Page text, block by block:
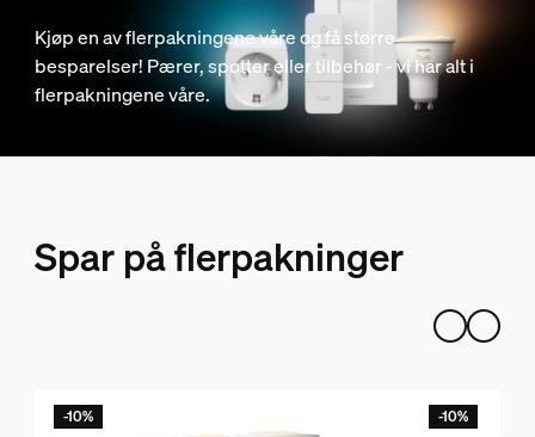
Kjøp en av flerpakningene våre og få større
besparelser! Pærer, spotter eller tilbehør - vi har alt i
flerpakningene våre.
Spar på flerpakninger
-10% -10%